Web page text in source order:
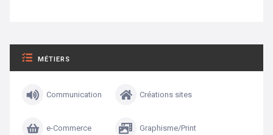
MÉTIERS
Communication Créations sites
e-Commerce Graphisme/Print